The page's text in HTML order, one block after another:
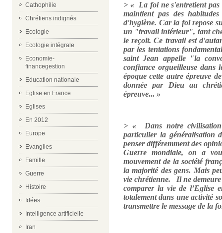
Cathophilie
Chrétiens indignés
Ecologie
Ecologie intégrale
Economie-
financegestion
Education nationale
Eglise en France
Eglises
En 2012
Europe
Evangiles
Famille
Guerre
Histoire
Idées
Intelligence artificielle
Iran
> « La foi ne s'entretient pas
maintient pas des
d'hygiène. Car la foi repose
un "travail intérieur", tant
le reçoit. Ce travail est
par les tentations
saint Jean appelle "la
confiance orgueilleuse
époque cette autre épreuve
donnée par Dieu au
épreuve... »
> « Dans notre
particulier la généralisation
penser différemment des
Guerre mondiale, on a
mouvement de la société
la majorité des gens. Mais
vie chrétienne.
Il ne
comparer la vie de l’Eglise
totalement dans une activité
transmettre le message de la